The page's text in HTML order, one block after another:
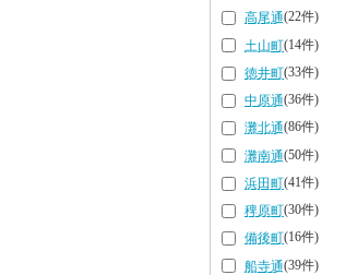
高尾通(22件)
土山町(14件)
徳井町(33件)
中原通(36件)
灘北通(86件)
灘南通(50件)
浜田町(41件)
稗原町(30件)
備後町(16件)
船寺通(39件)